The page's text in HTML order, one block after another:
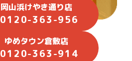
岡山浜けやき通り店
0120-363-956
ゆめタウン倉敷店
0120-363-914